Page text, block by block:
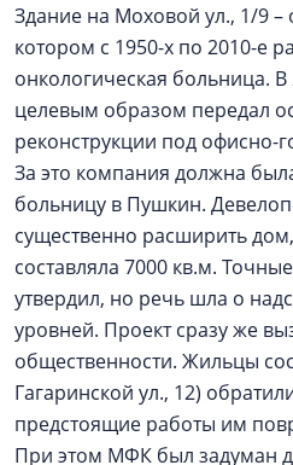
Здание на Моховой ул., 1/9
котором с 1950-х по 2010-е
онкологическая больница.
целевым образом передал
реконструкции под офисно-
За это компания должна
больницу в Пушкин.
существенно расширить
составляла 7000 кв.м.
утвердил, но речь шла о
уровней. Проект сразу же
общественности. Жильцы
Гагаринской ул., 12)
предстоящие работы им
При этом МФК был задуман